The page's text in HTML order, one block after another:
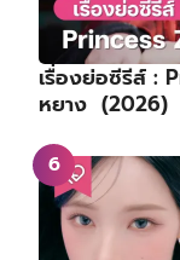
เรื่องย่อซีรีส์ :
หยาง (2026)